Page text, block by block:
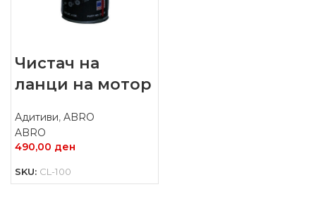
Чистач на
ланци на мотор
Адитиви, ABRO
ABRO
490,00 ден
SKU: CL-100